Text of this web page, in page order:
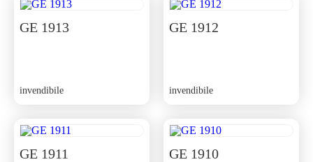
GE 1913
invendibile
GE 1912
invendibile
GE 1911 GE 1910